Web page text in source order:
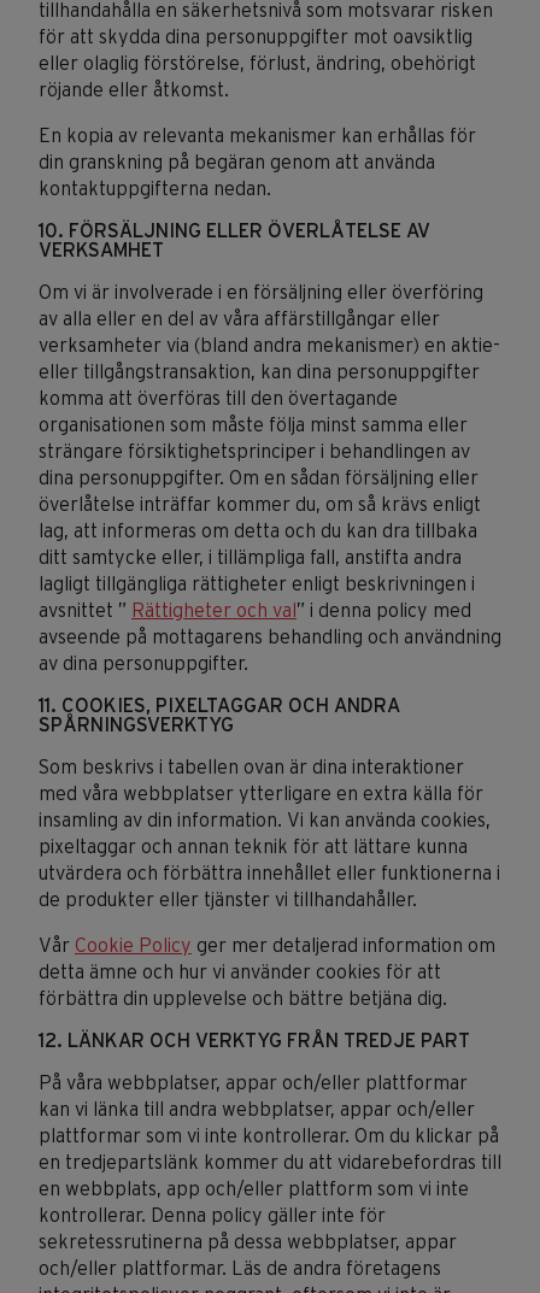
tillhandahålla en säkerhetsnivå som motsvarar risken
för att skydda dina personuppgifter mot oavsiktlig
eller olaglig förstörelse, förlust, ändring, obehörigt
röjande eller åtkomst.
En kopia av relevanta mekanismer kan erhållas för
din granskning på begäran genom att använda
kontaktuppgifterna nedan.
10. FÖRSÄLJNING ELLER ÖVERLÅTELSE AV
VERKSAMHET
Om vi är involverade i en försäljning eller överföring
av alla eller en del av våra affärstillgångar eller
verksamheter via (bland andra mekanismer) en aktie-
eller tillgångstransaktion, kan dina personuppgifter
komma att överföras till den övertagande
organisationen som måste följa minst samma eller
strängare försiktighetsprinciper i behandlingen av
dina personuppgifter. Om en sådan försäljning eller
överlåtelse inträffar kommer du, om så krävs enligt
lag, att informeras om detta och du kan dra tillbaka
ditt samtycke eller, i tillämpliga fall, anstifta andra
lagligt tillgängliga rättigheter enligt beskrivningen i
avsnittet ” Rättigheter och val ” i denna policy med
avseende på mottagarens behandling och användning
av dina personuppgifter.
11. COOKIES, PIXELTAGGAR OCH ANDRA
SPÅRNINGSVERKTYG
Som beskrivs i tabellen ovan är dina interaktioner
med våra webbplatser ytterligare en extra källa för
insamling av din information. Vi kan använda cookies,
pixeltaggar och annan teknik för att lättare kunna
utvärdera och förbättra innehållet eller funktionerna i
de produkter eller tjänster vi tillhandahåller.
Vår Cookie Policy ger mer detaljerad information om
detta ämne och hur vi använder cookies för att
förbättra din upplevelse och bättre betjäna dig.
12. LÄNKAR OCH VERKTYG FRÅN TREDJE PART
På våra webbplatser, appar och/eller plattformar
kan vi länka till andra webbplatser, appar och/eller
plattformar som vi inte kontrollerar. Om du klickar på
en tredjepartslänk kommer du att vidarebefordras till
en webbplats, app och/eller plattform som vi inte
kontrollerar. Denna policy gäller inte för
sekretessrutinerna på dessa webbplatser, appar
och/eller plattformar. Läs de andra företagens